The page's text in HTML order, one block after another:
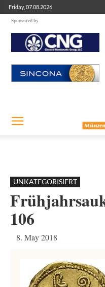
Friday, 07.08.2026
Sponsored by
UNKATEGORISIERT
106
8. May 2018